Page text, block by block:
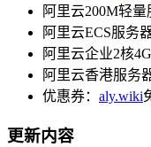
阿里云200M轻
阿里云ECS服务
阿里云企业2核
阿里云香港服务
优惠券： aly.wiki
更新内容